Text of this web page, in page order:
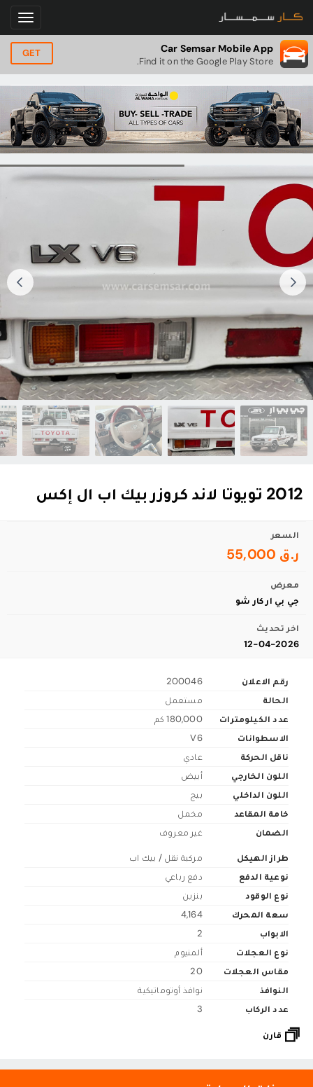
Car Semsar Mobile App
Find it on the Google Play Store.
GET
2012 تويوتا لاند كروزر بيك اب ال إكس
السعر
ر.ق 55,000
معرض
جي بي ار كار شو
اخر تحديث
12-04-2026
رقم الاعلان
200046
الحالة
مستعمل
عدد الكيلومترات
180,000 كم
الاسطوانات
V6
ناقل الحركة
عادي
اللون الخارجي
أبيض
اللون الداخلي
بيج
خامة المقاعد
مخمل
الضمان
غير معروف
طراز الهيكل
مركبة نقل / بيك اب
نوعية الدفع
دفع رباعي
نوع الوقود
بنزين
سعة المحرك
4,164
الابواب
2
نوع العجلات
ألمنيوم
مقاس العجلات
20
النوافذ
نوافذ أوتوماتيكية
عدد الركاب
3
قارن